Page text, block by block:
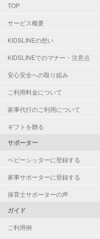
TOP
サービス概要
KIDSLINEの想い
KIDSLINEでのマナー・注意点
安心安全への取り組み
ご利用料金について
家事代行のご利用について
ギフトを贈る
サポーター
ベビーシッターに登録する
家事サポーターに登録する
保育士サポーターの声
ガイド
ご利用例